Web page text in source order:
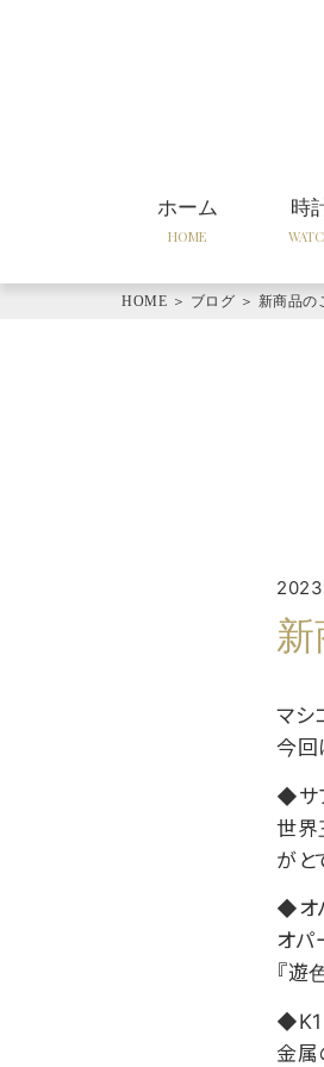
ホーム
HOME
時
HOME ＞ ブログ ＞ 新商品の
マシ
今回
◆サ
世界
がと
◆オ
オパ
『遊
金属